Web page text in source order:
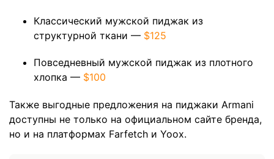
Классический мужской пиджак из
структурной ткани — $125
Повседневный мужской пиджак из плотного
хлопка — $100
Также выгодные предложения на пиджаки Armani
доступны не только на официальном сайте бренда,
но и на платформах Farfetch и Yoox.